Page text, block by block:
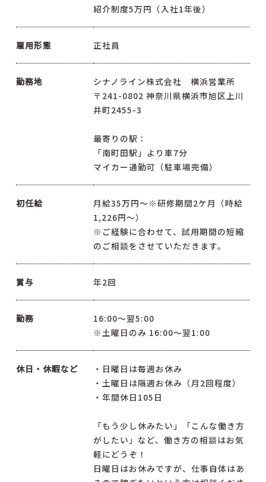
紹介制度5万円（入社1年後）
雇用形態 正社員
勤務地
シナノライン株式会社 横浜営業所
〒241-0802 神奈川県横浜市旭区上川
井町2455-3
最寄りの駅：
「南町田駅」より車7分
マイカー通勤可（駐車場完備）
初任給
月給35万円～※研修期間2ケ月（時給
1,226円～）
※ご経験に合わせて、試用期間の短縮
のご相談をさせていただきます。
賞与 年2回
勤務
16:00～翌5:00
※土曜日のみ 16:00～翌1:00
休日・休暇など
・日曜日は毎週お休み
・土曜日は隔週お休み（月2回程度）
・年間休日105日
「もう少し休みたい」「こんな働き方
がしたい」など、働き方の相談はお気
軽にどうぞ！
日曜日はお休みですが、仕事自体はあ